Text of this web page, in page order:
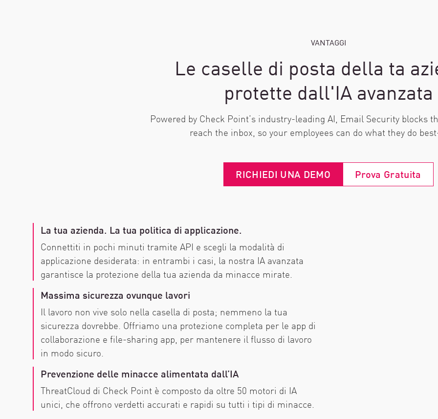
VANTAGGI
Le caselle di posta della ta
protette dall'IA avanzata
Powered by Check Point’s industry-leading AI, Email Security blocks
reach the inbox, so your employees can do what they do
RICHIEDI UNA DEMO Prova Gratuita
La tua azienda. La tua politica di applicazione.
Connettiti in pochi minuti tramite API e scegli la modalità di
applicazione desiderata: in entrambi i casi, la nostra IA avanzata
garantisce la protezione della tua azienda da minacce mirate.
Massima sicurezza ovunque lavori
Il lavoro non vive solo nella casella di posta; nemmeno la tua
sicurezza dovrebbe. Offriamo una protezione completa per le app di
collaborazione e file-sharing app, per mantenere il flusso di lavoro
in modo sicuro.
Prevenzione delle minacce alimentata dall’IA
ThreatCloud di Check Point è composto da oltre 50 motori di IA
unici, che offrono verdetti accurati e rapidi su tutti i tipi di minacce.